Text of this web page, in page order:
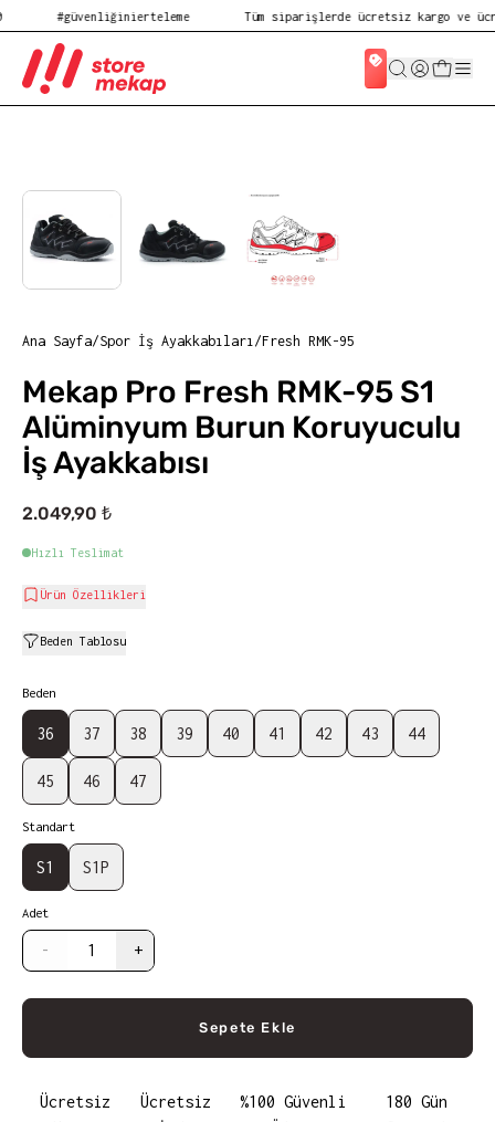
#güvenliğinierteleme Tüm siparişlerde ücretsiz kargo ve
Ana Sayfa/Spor İş Ayakkabıları/Fresh RMK-95
Mekap Pro Fresh RMK-95 S1
Alüminyum Burun Koruyuculu
İş Ayakkabısı
2.049,90 ₺
Hızlı Teslimat
Ürün Özellikleri
Beden Tablosu
Beden
36 37 38 39 40 41 42 43 44
45 46 47
Standart
S1 S1P
Adet
- +
Sepete Ekle
Ücretsiz
Ücretsiz
%100 Güvenli
180 Gün